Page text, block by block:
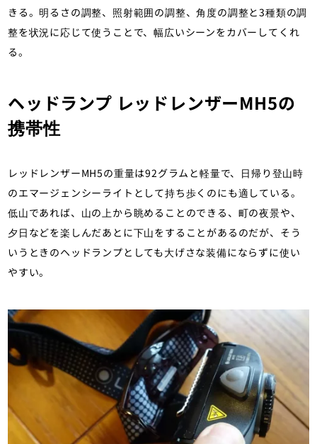
きる。明るさの調整、照射範囲の調整、角度の調整と3種類の調
整を状況に応じて使うことで、幅広いシーンをカバーしてくれ
る。
ヘッドランプ レッドレンザーMH5の
携帯性
レッドレンザーMH5の重量は92グラムと軽量で、日帰り登山時
のエマージェンシーライトとして持ち歩くのにも適している。
低山であれば、山の上から眺めることのできる、町の夜景や、
夕日などを楽しんだあとに下山をすることがあるのだが、そう
いうときのヘッドランプとしても大げさな装備にならずに使い
やすい。